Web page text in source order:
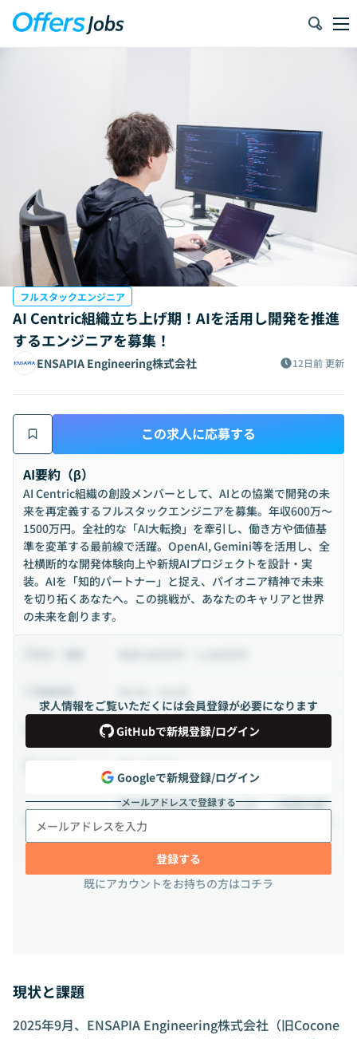
フルスタックエンジニア
AI Centric組織立ち上げ期！AIを活用し開発を推進
するエンジニアを募集！
ENSAPIA Engineering株式会社 12日前 更新
この求人に応募する
AI要約（β）
AI Centric組織の創設メンバーとして、AIとの協業で開発の未
来を再定義するフルスタックエンジニアを募集。年収600万〜
1500万円。全社的な「AI大転換」を牽引し、働き方や価値基
準を変革する最前線で活躍。OpenAI, Gemini等を活用し、全
社横断的な開発体験向上や新規AIプロジェクトを設計・実
装。AIを「知的パートナー」と捉え、パイオニア精神で未来
を切り拓くあなたへ。この挑戦が、あなたのキャリアと世界
の未来を創ります。
求人情報をご覧いただくには会員登録が必要になります
GitHubで新規登録/ログイン
Googleで新規登録/ログイン
メールアドレスで登録する
登録する
既にアカウントをお持ちの方はコチラ
正社員
勤務地
東京都 世田谷区 若林3-1-18 ＜変更の範
囲＞ 会社が指定した場所（テレワークを行
う場所を含む）
現状と課題
2025年9月、ENSAPIA Engineering株式会社（旧Cocone